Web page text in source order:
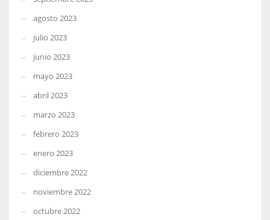
agosto 2023
julio 2023
junio 2023
mayo 2023
abril 2023
marzo 2023
febrero 2023
enero 2023
diciembre 2022
noviembre 2022
octubre 2022